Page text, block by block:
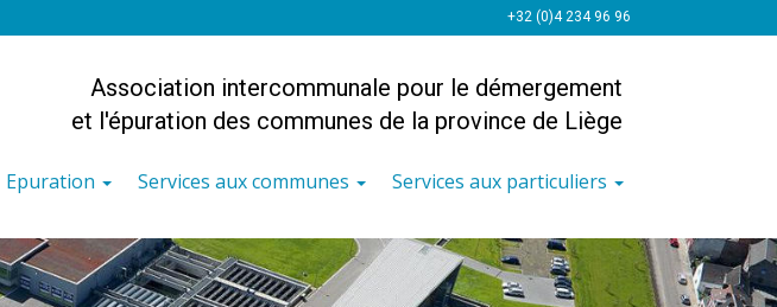
+32 (0)4 234 96 96
Association intercommunale pour le démergement
et l'épuration des communes de la province de Liège
Epuration Services aux communes Services aux particuliers